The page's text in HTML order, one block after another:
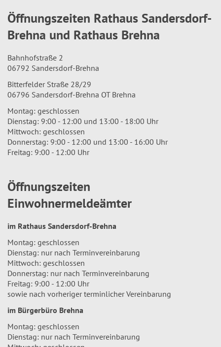
Öffnungszeiten Rathaus Sandersdorf-
Brehna und Rathaus Brehna
Bahnhofstraße 2
06792 Sandersdorf-Brehna
Bitterfelder Straße 28/29
06796 Sandersdorf-Brehna OT Brehna
Montag: geschlossen
Dienstag: 9:00 - 12:00 und 13:00 - 18:00 Uhr
Mittwoch: geschlossen
Donnerstag: 9:00 - 12:00 und 13:00 - 16:00 Uhr
Freitag: 9:00 - 12:00 Uhr
Öffnungszeiten
Einwohnermeldeämter
im Rathaus Sandersdorf-Brehna
Montag: geschlossen
Dienstag: nur nach Terminvereinbarung
Mittwoch: geschlossen
Donnerstag: nur nach Terminvereinbarung
Freitag: 9:00 - 12:00 Uhr
sowie nach vorheriger terminlicher Vereinbarung
im Bürgerbüro Brehna
Montag: geschlossen
Dienstag: nur nach Terminvereinbarung